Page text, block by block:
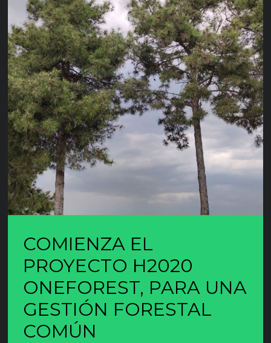
COMIENZA EL
PROYECTO H2020
ONEFOREST, PARA UNA
GESTIÓN FORESTAL
COMÚN